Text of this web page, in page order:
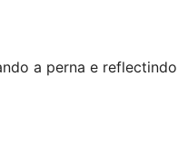
a perna e